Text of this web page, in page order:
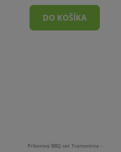
DO KOŠÍKA
Príborový BBQ set Tramontina -